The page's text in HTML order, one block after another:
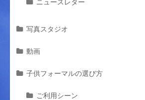
ニュースレター
写真スタジオ
動画
子供フォーマルの選び方
ご利用シーン